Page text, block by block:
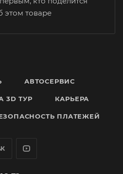
этом товаре
АВТОСЕРВИС
3D ТУР КАРЬЕРА
ПЛАТЕЖЕЙ